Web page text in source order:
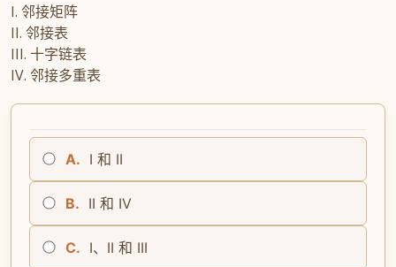
I. 邻接矩阵
II. 邻接表
III. 十字链表
IV. 邻接多重表
A. I 和 II
B. II 和 IV
C. I、II 和 III